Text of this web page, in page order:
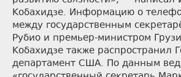
Кобахидзе. Информацию о
между государственным
Рубио и премьер-министром
Кобахидзе также распространил
департамент США. По данным